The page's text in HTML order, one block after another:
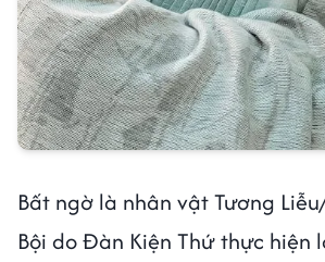
Bất ngờ là nhân vật Tương
Bội do Đàn Kiện Thứ thực hiện